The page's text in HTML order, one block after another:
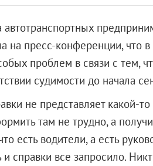
на пресс-конференции, что
проблем в связи с тем,
судимости до начала
не представляет какой-
там не трудно, а
есть водители, а есть
справки все запросило.